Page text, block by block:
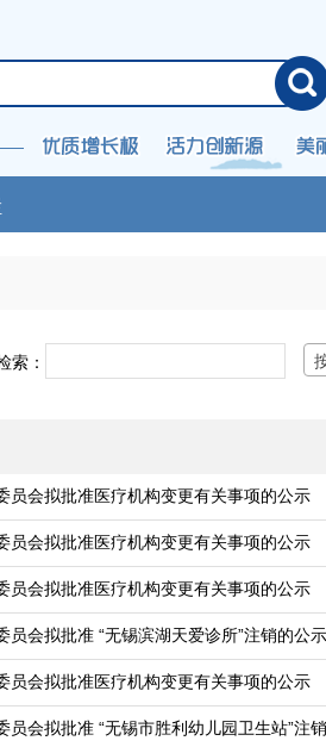
索：
员会拟批准医疗机构变更有关事项的公示
员会拟批准医疗机构变更有关事项的公示
员会拟批准医疗机构变更有关事项的公示
员会拟批准 “无锡滨湖天爱诊所”注销的公示
员会拟批准医疗机构变更有关事项的公示
员会拟批准 “无锡市胜利幼儿园卫生站”注